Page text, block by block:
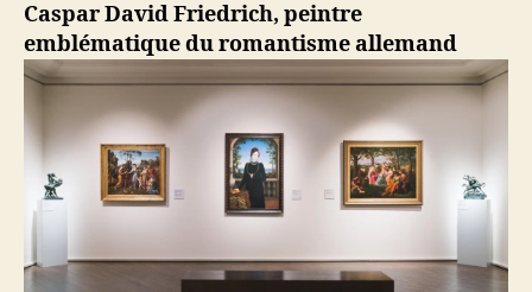
Caspar David Friedrich, peintre
emblématique du romantisme allemand